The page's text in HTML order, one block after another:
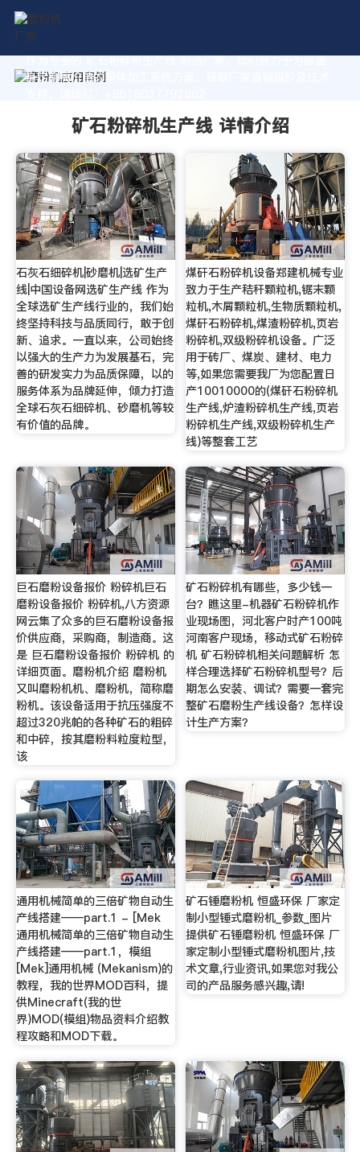
作为专业的 矿石粉碎机生产线 制造厂家，我们致力于为您量
身定制高价值的粉体加工系统方案。获取厂家直销报价及技术
矿石粉碎机生产线 详情介绍
石灰石细碎机|砂磨机|选矿生产
线|中国设备网选矿生产线 作为
全球选矿生产线行业的，我们始
终坚持科技与品质同行，敢于创
新、追求。一直以来，公司始终
以强大的生产力为发展基石，完
善的研发实力为品质保障，以的
服务体系为品牌延伸，倾力打造
全球石灰石细碎机、砂磨机等较
有价值的品牌。
煤矸石粉碎机设备郑建机械专业
致力于生产秸秆颗粒机,锯末颗
粒机,木屑颗粒机,生物质颗粒机,
煤矸石粉碎机,煤渣粉碎机,页岩
粉碎机,双级粉碎机设备。广泛
用于砖厂、煤炭、建材、电力
等,如果您需要我厂为您配置日
产10010000的(煤矸石粉碎机
生产线,炉渣粉碎机生产线,页岩
粉碎机生产线,双级粉碎机生产
线)等整套工艺
巨石磨粉设备报价 粉碎机巨石
磨粉设备报价 粉碎机,八方资源
网云集了众多的巨石磨粉设备报
价供应商，采购商，制造商。这
是 巨石磨粉设备报价 粉碎机 的
详细页面。磨粉机介绍 磨粉机
又叫磨粉机机、磨粉机，简称磨
粉机。该设备适用于抗压强度不
超过320兆帕的各种矿石的粗碎
和中碎，按其磨粉料粒度粒型，
该
矿石粉碎机有哪些，多少钱一
台？瞧这里-机器矿石粉碎机作
业现场图，河北客户时产100吨
河南客户现场，移动式矿石粉碎
机 矿石粉碎机相关问题解析 怎
样合理选择矿石粉碎机型号？后
期怎么安装、调试？需要一套完
整矿石磨粉生产线设备？怎样设
计生产方案？
通用机械简单的三倍矿物自动生
产线搭建——part.1 - [Mek
通用机械简单的三倍矿物自动生
产线搭建——part.1，模组
[Mek]通用机械 (Mekanism)的
教程，我的世界MOD百科，提
供Minecraft(我的世
界)MOD(模组)物品资料介绍教
程攻略和MOD下载。
矿石锤磨粉机 恒盛环保 厂家定
制小型锤式磨粉机_参数_图片
提供矿石锤磨粉机 恒盛环保 厂
家定制小型锤式磨粉机图片,技
术文章,行业资讯,如果您对我公
司的产品服务感兴趣,请!